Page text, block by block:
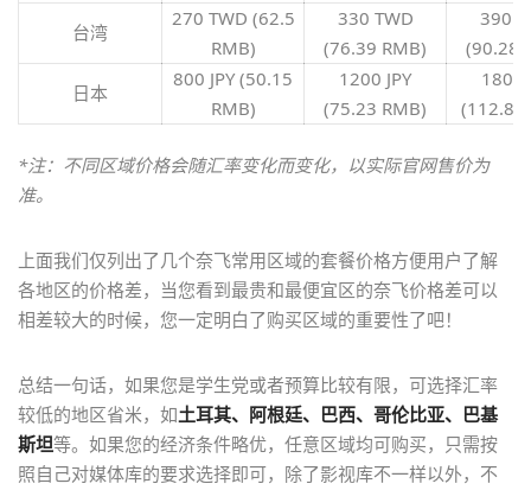
台湾
270 TWD (62.5
RMB)
330 TWD
(76.39 RMB)
390
(90.28
日本
800 JPY (50.15
RMB)
1200 JPY
(75.23 RMB)
1800
(112.84
*注：不同区域价格会随汇率变化而变化，以实际官网售价为
准。
上面我们仅列出了几个奈飞常用区域的套餐价格方便用户了解
各地区的价格差，当您看到最贵和最便宜区的奈飞价格差可以
相差较大的时候，您一定明白了购买区域的重要性了吧！
总结一句话，如果您是学生党或者预算比较有限，可选择汇率
较低的地区省米，如土耳其、阿根廷、巴西、哥伦比亚、巴基
斯坦等。如果您的经济条件略优，任意区域均可购买，只需按
照自己对媒体库的要求选择即可，除了影视库不一样以外，不